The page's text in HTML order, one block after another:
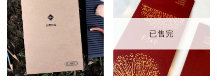
加入
「願
望輕
單」
加入
「願
望輕
單」
已售完